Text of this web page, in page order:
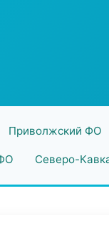
Приволжский ФО
Северо-